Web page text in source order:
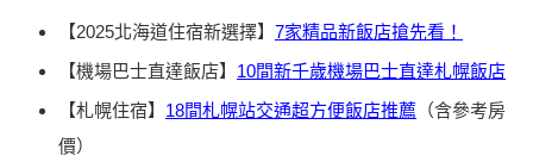
【2025北海道住宿新選擇】 7家精品新飯店搶先看！
【機場巴士直達飯店】 10間新千歲機場巴士直達札幌飯店
【札幌住宿】 18間札幌站交通超方便飯店推薦 （含參考房
價）